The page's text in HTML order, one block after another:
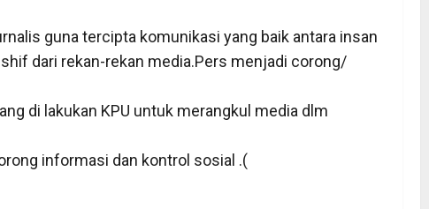
guna tercipta komunikasi yang baik antara insan
dari rekan-rekan media.Pers menjadi corong/
di lakukan KPU untuk merangkul media dlm
informasi dan kontrol sosial .(